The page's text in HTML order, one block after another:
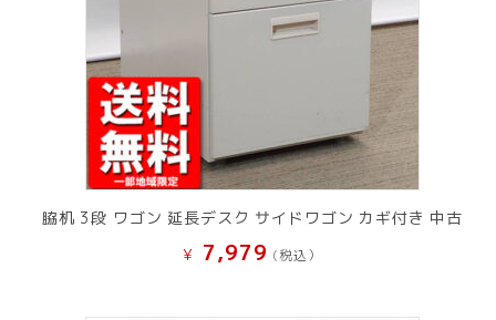
脇机 3段 ワゴン 延長デスク サイドワゴン カギ付き 中古
¥ 7,979 (税込）